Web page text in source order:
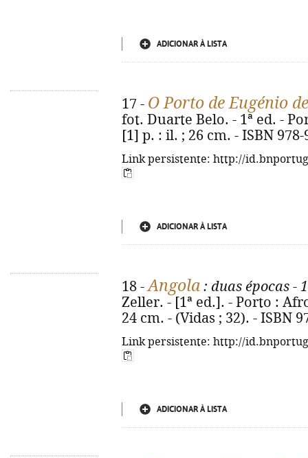
ADICIONAR À LISTA
17 - O Porto de Eugénio
fot. Duarte Belo. - 1ª ed. -
[1] p. : il. ; 26 cm. - ISBN 978-
Link persistente: http://
ADICIONAR À LISTA
18 -Angola : duas épocas -
Zeller. - [1ª ed.]. - Porto :
24 cm. - (Vidas ; 32). - ISBN
Link persistente: http://
ADICIONAR À LISTA